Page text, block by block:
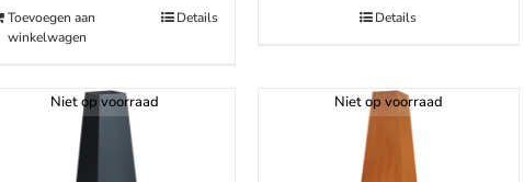
Toevoegen aan
winkelwagen
Details Details
Niet op voorraad Niet op voorraad